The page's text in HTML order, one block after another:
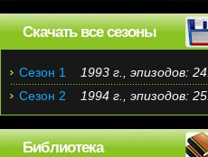
Скачать все сезоны
Сезон 1
1993 г., эпизодов: 24.
Сезон 2
1994 г., эпизодов: 25.
Библиотека